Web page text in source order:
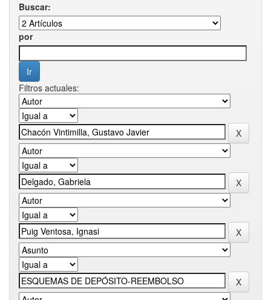
Buscar:
por
Filtros actuales: